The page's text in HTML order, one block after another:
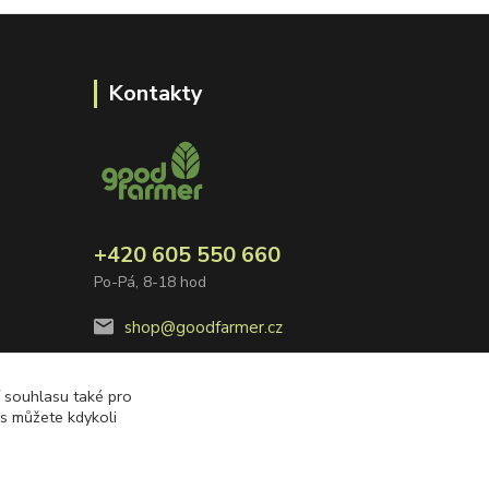
Kontakty
+420 605 550 660
Po-Pá, 8-18 hod
shop@goodfarmer.cz
také pro
můžete kdykoli